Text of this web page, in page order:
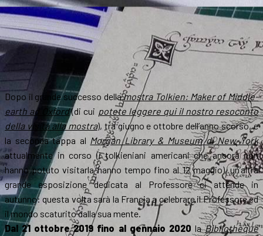
Dopo il grande successo dellamostra Tolkien: Maker of Middle-
earth ad Oxford(di cui potete leggere qui il nostro resoconto
della visita alla mostra), tra giugno e ottobre dell’anno scorso, e
la seconda tappa al Morgan Library & Museum di New York
attualmente in corso (i tolkieniani americani che ancora non
hanno potuto visitarla hanno tempo fino al 12 maggio), un’altra
grande esposizione dedicata al Professore ci attende in
autunno: questa volta sarà la Francia a celebrare il Professore ed
il mondo scaturito dalla sua mente.
Dal 21 ottobre 2019 fino al gennaio 2020 laBibliothèque